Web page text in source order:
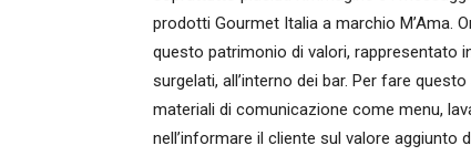
prodotti Gourmet Italia a marchio M’Ama.
questo patrimonio di valori, rappresentato
surgelati, all’interno dei bar. Per fare
materiali di comunicazione come menu,
nell’informare il cliente sul valore aggiunto